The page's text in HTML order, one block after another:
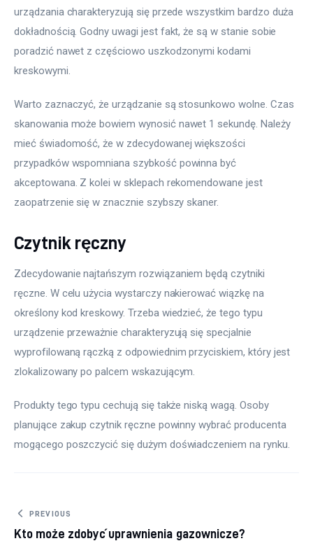
urządzania charakteryzują się przede wszystkim bardzo duża
dokładnością. Godny uwagi jest fakt, że są w stanie sobie
poradzić nawet z częściowo uszkodzonymi kodami
kreskowymi.
Warto zaznaczyć, że urządzanie są stosunkowo wolne. Czas
skanowania może bowiem wynosić nawet 1 sekundę. Należy
mieć świadomość, że w zdecydowanej większości
przypadków wspomniana szybkość powinna być
akceptowana. Z kolei w sklepach rekomendowane jest
zaopatrzenie się w znacznie szybszy skaner.
Czytnik ręczny
Zdecydowanie najtańszym rozwiązaniem będą czytniki
ręczne. W celu użycia wystarczy nakierować wiązkę na
określony kod kreskowy. Trzeba wiedzieć, że tego typu
urządzenie przeważnie charakteryzują się specjalnie
wyprofilowaną rączką z odpowiednim przyciskiem, który jest
zlokalizowany po palcem wskazującym.
Produkty tego typu cechują się także niską wagą. Osoby
planujące zakup czytnik ręczne powinny wybrać producenta
mogącego poszczycić się dużym doświadczeniem na rynku.
Nawigacja wpisu
PREVIOUS
Kto może zdobyć uprawnienia gazownicze?